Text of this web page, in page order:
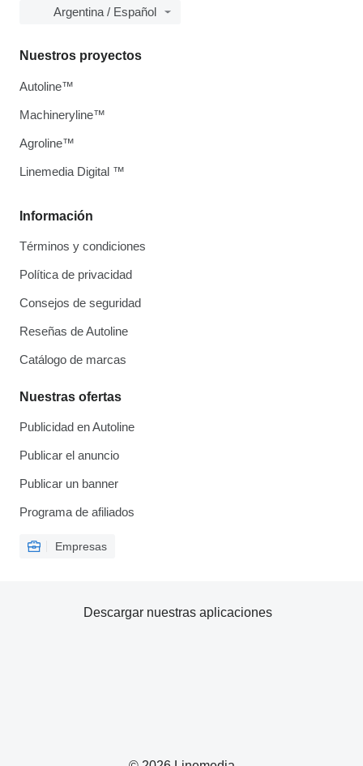
Argentina / Español
Información
Términos y condiciones
Política de privacidad
Consejos de seguridad
Reseñas de Autoline
Catálogo de marcas
Nuestras ofertas
Publicidad en Autoline
Publicar el anuncio
Publicar un banner
Programa de afiliados
Empresas
Nuestros proyectos
Autoline™
Machineryline™
Agroline™
Linemedia Digital ™
Descargar nuestras aplicaciones